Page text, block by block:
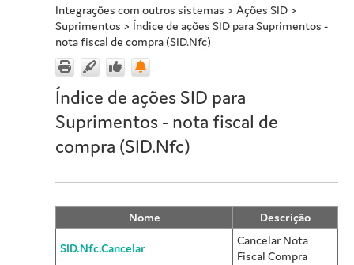
Integrações com outros sistemas > Ações SID >
Suprimentos > Índice de ações SID para Suprimentos -
nota fiscal de compra (SID.Nfc)
Índice de ações SID para
Suprimentos - nota fiscal de
compra (SID.Nfc)
Nome Descrição
SID.Nfc.Cancelar
Cancelar Nota
Fiscal Compra